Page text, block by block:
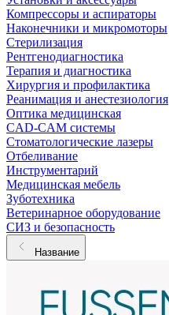
Компрессоры и аспираторы
Наконечники и микромоторы
Стерилизация
Рентгенодиагностика
Терапия и диагностика
Хирургия и профилактика
Реанимация и анестезиология
Оптика медицинская
CAD-CAM системы
Стоматологические лазеры
Отбеливание
Инструментарий
Медицинская мебель
Зуботехника
Ветеринарное оборудование
СИЗ и безопасность
Название